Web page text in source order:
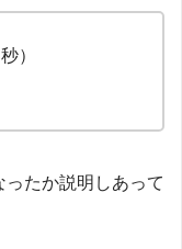
）
たか説明しあって